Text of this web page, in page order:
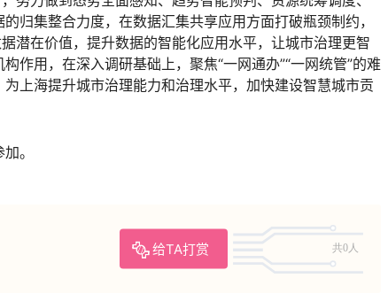
归集整合力度，在数据汇集共享应用方面打破瓶颈制约，
潜在价值，提升数据的智能化应用水平，让城市治理更智
作用，在深入调研基础上，聚焦“一网通办”“一网统管”的难
上海提升城市治理能力和治理水平，加快建设智慧城市贡
。
给TA打赏 共0人